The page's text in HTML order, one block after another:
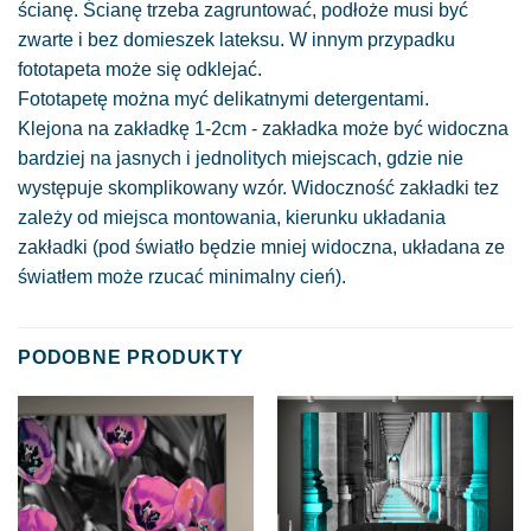
ścianę. Ścianę trzeba zagruntować, podłoże musi być
zwarte i bez domieszek lateksu. W innym przypadku
fototapeta może się odklejać.
Fototapetę można myć delikatnymi detergentami.
Klejona na zakładkę 1-2cm - zakładka może być widoczna
bardziej na jasnych i jednolitych miejscach, gdzie nie
występuje skomplikowany wzór. Widoczność zakładki tez
zależy od miejsca montowania, kierunku układania
zakładki (pod światło będzie mniej widoczna, układana ze
światłem może rzucać minimalny cień).
PODOBNE PRODUKTY